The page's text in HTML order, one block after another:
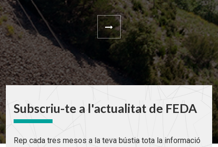
Subscriu-te a l'actualitat de FEDA
Rep cada tres mesos a la teva bústia tota la informació